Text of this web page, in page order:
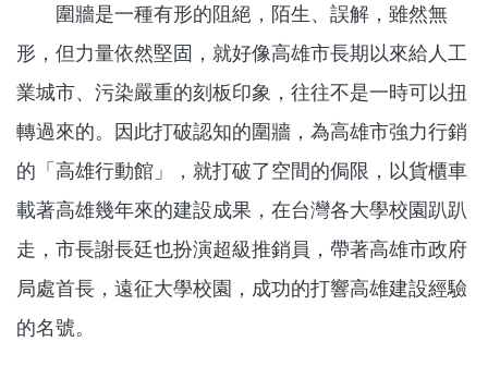
圍牆是一種有形的阻絕，陌生、誤解，雖然無
形，但力量依然堅固，就好像高雄市長期以來給人工
業城市、污染嚴重的刻板印象，往往不是一時可以扭
轉過來的。因此打破認知的圍牆，為高雄市強力行銷
的「高雄行動館」，就打破了空間的侷限，以貨櫃車
載著高雄幾年來的建設成果，在台灣各大學校園趴趴
走，市長謝長廷也扮演超級推銷員，帶著高雄市政府
局處首長，遠征大學校園，成功的打響高雄建設經驗
的名號。